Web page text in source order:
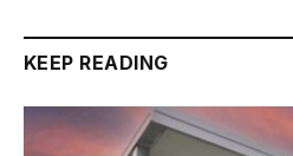
KEEP READING